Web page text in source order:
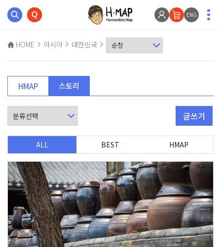
ENG
HOME 아시아 대한민국
HMAP 스토리
글쓰기
ALL BEST HMAP